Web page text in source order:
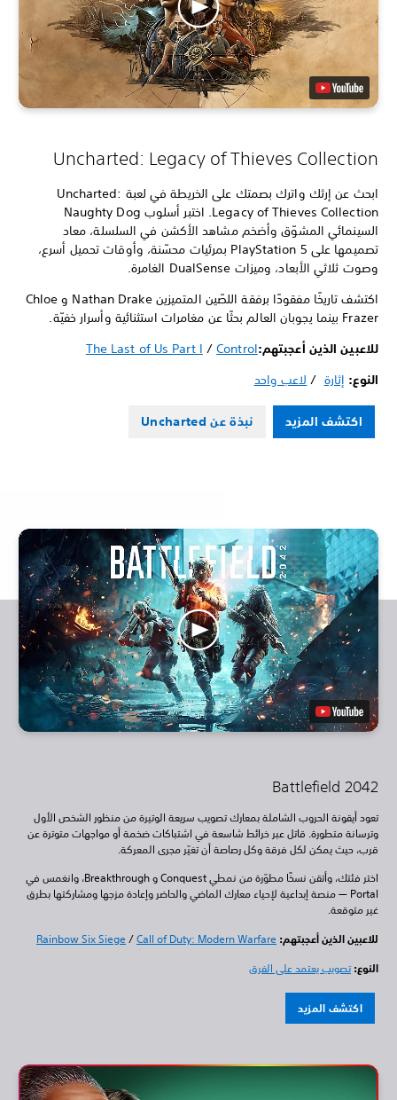
Uncharted: Legacy of Thieves Collection
ابحث عن إرثك واترك بصمتك على الخريطة في لعبة Uncharted:
Legacy of Thieves Collection. اختبر أسلوب Naughty Dog
السينمائي المشوّق وأضخم مشاهد الأكشن في السلسلة، معاد
تصميمها على PlayStation 5 بمرئيات محسّنة، وأوقات تحميل أسرع،
وصوت ثلاثي الأبعاد، وميزات DualSense الغامرة.
اكتشف تاريخًا مفقودًا برفقة اللصّين المتميزين Nathan Drake و Chloe
Frazer بينما يجوبان العالم بحثًا عن مغامرات استثنائية وأسرار خفيّة.
للاعبين الذين أعجبتهم:
The Last of Us Part I/Control
النوع:إثارة/لاعب واحد
اكتشف المزيد نبذة عن Uncharted
Battlefield 2042
تعود أيقونة الحروب الشاملة بمعارك تصويب سريعة الوتيرة من منظور الشخص الأول
وترسانة متطورة. قاتل عبر خرائط شاسعة في اشتباكات ضخمة أو مواجهات متوترة عن
قرب، حيث يمكن لكل فرقة وكل رصاصة أن تغيّر مجرى المعركة.
اختر فئتك، وأتقن نسخًا مطوّرة من نمطي Conquest و Breakthrough، وانغمس في
Portal — منصة إبداعية لإحياء معارك الماضي والحاضر وإعادة مزجها ومشاركتها بطرق
غير متوقعة.
للاعبين الذين أعجبتهم: Rainbow Six Siege/ Call of Duty: Modern Warfare
النوع:تصويب يعتمد على الفرق
اكتشف المزيد